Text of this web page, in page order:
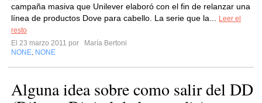
campaña masiva que Unilever elaboró con el fin de relanzar una
línea de productos Dove para cabello. La serie que la...
Leer el
resto
El 23 marzo 2011 por
María Bertoni
NONE NONE
Alguna idea sobre como salir del DD